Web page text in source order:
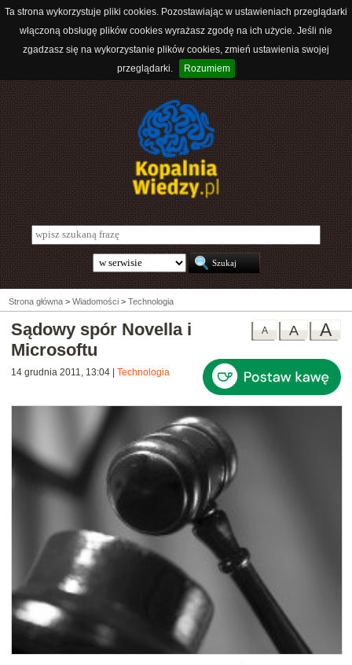
Ta strona wykorzystuje pliki cookies. Pozostawiając w ustawieniach przeglądarki
włączoną obsługę plików cookies wyrażasz zgodę na ich użycie. Jeśli nie
zgadzasz się na wykorzystanie plików cookies, zmień ustawienia swojej
przeglądarki.
Rozumiem
Strona główna > Wiadomości > Technologia
A
A
A
Sądowy spór Novella i
Microsoftu
14 grudnia 2011, 13:04 Technologia